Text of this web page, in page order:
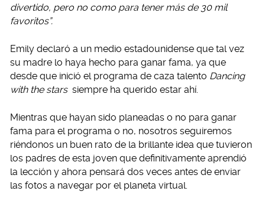
divertido, pero no como para tener más de 30 mil
favoritos”.
Emily declaró a un medio estadounidense que tal vez
su madre lo haya hecho para ganar fama, ya que
desde que inició el programa de caza talento Dancing
with the stars siempre ha querido estar ahí.
Mientras que hayan sido planeadas o no para ganar
fama para el programa o no, nosotros seguiremos
riéndonos un buen rato de la brillante idea que tuvieron
los padres de esta joven que definitivamente aprendió
la lección y ahora pensará dos veces antes de enviar
las fotos a navegar por el planeta virtual.